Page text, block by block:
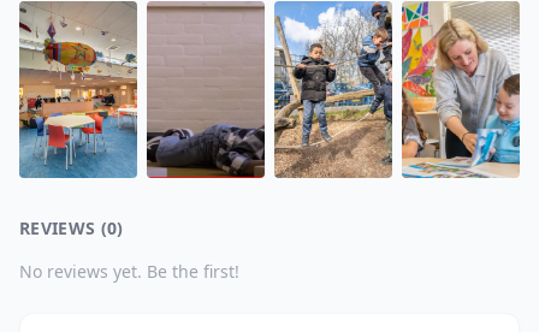
REVIEWS (0)
No reviews yet. Be the first!